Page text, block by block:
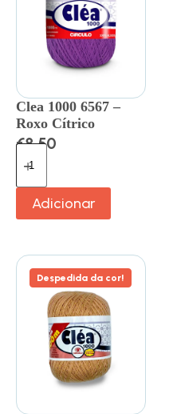
Clea 1000 6567 –
Roxo Cítrico
€8.50
Adicionar
Despedida da cor!